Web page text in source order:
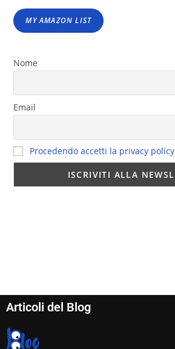
MY AMAZON LIST
Nome
Email
Procedendo accetti la privacy policy
Articoli del Blog